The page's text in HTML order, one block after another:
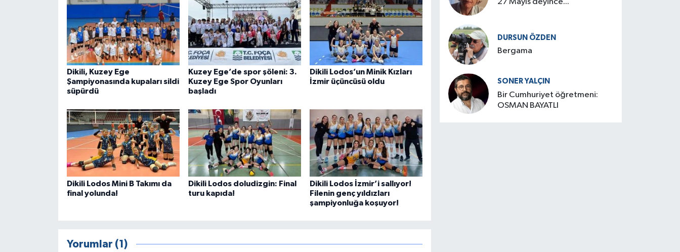
Dikili, Kuzey Ege
Şampiyonasında kupaları sildi
süpürdü
Kuzey Ege’de spor şöleni: 3.
Kuzey Ege Spor Oyunları
başladı
Dikili Lodos’un Minik Kızları
İzmir üçüncüsü oldu
Dikili Lodos Mini B Takımı da
final yolunda!
Dikili Lodos doludizgin: Final
turu kapıda!
Dikili Lodos İzmir’i sallıyor!
Filenin genç yıldızları
şampiyonluğa koşuyor!
Yorumlar (1)
27 Mayıs deyince...
DURSUN ÖZDEN
Bergama
SONER YALÇIN
Bir Cumhuriyet öğretmeni:
OSMAN BAYATLI